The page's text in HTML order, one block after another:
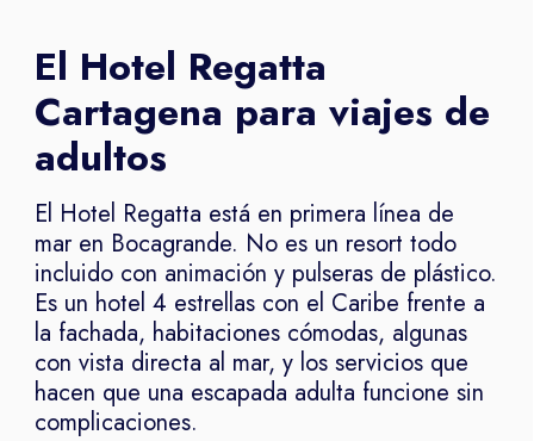
El Hotel Regatta
Cartagena para viajes de
adultos
El Hotel Regatta está en primera línea de
mar en Bocagrande. No es un resort todo
incluido con animación y pulseras de plástico.
Es un hotel 4 estrellas con el Caribe frente a
la fachada, habitaciones cómodas, algunas
con vista directa al mar, y los servicios que
hacen que una escapada adulta funcione sin
complicaciones.